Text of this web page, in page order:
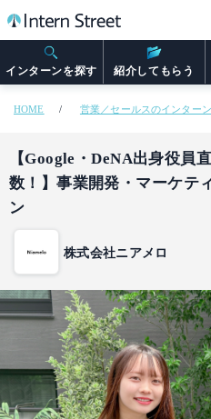
インターンを探す 紹介してもらう
HOME 営業／セールスのインター
【Google・DeNA出身役員
数！】事業開発・マーケテ
ン
株式会社ニアメロ